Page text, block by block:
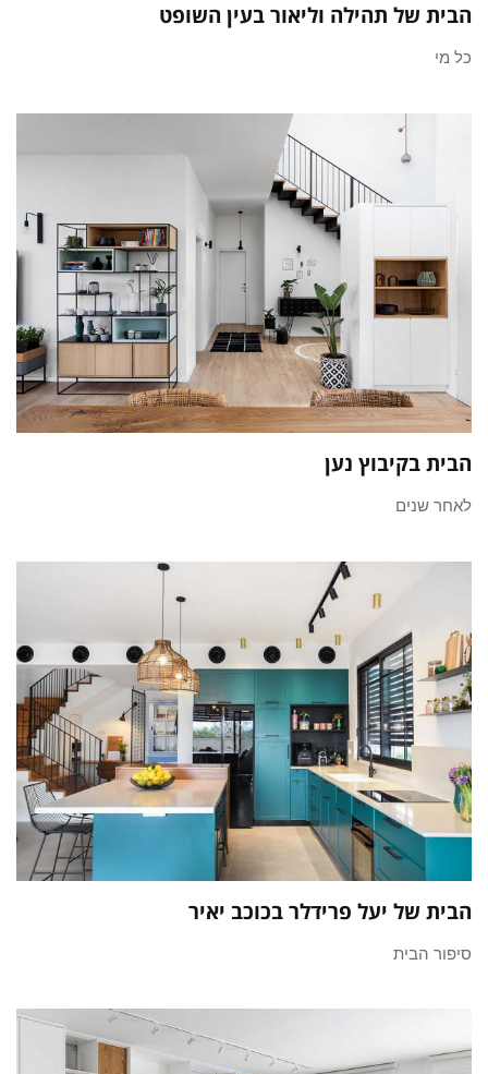
הבית של תהילה וליאור בעין השופט
כל מי
הבית בקיבוץ נען
לאחר שנים
הבית של יעל פרידלר בכוכב יאיר
סיפור הבית